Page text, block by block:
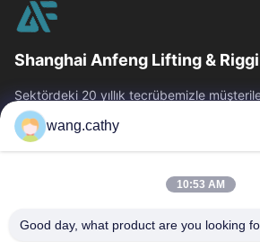
Shanghai Anfeng Lifting &
Sektördeki 20 yıllık tecrübemizle
kaldırma ve arma ürünleri ve özel tasarım
sunuyoruz.
Hızlı Bağlantılar
Ürün:% S
Videolar
wang.cathy
10:53 AM
Good day, what product are you looking